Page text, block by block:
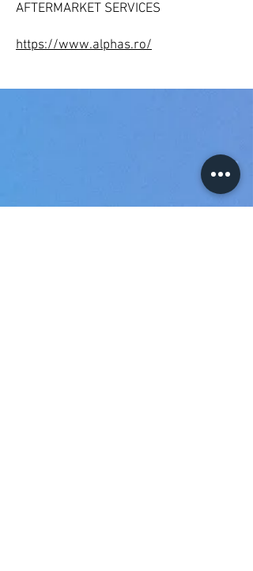
AFTERMARKET SERVICES
https://www.alphas.ro/